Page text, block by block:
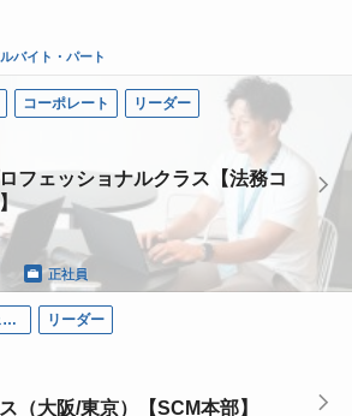
バイト・パート
コーポレート リーダー
フェッショナルクラス【法務コ
正社員
サプライチェーン リーダー
（大阪/東京）【SCM本部】